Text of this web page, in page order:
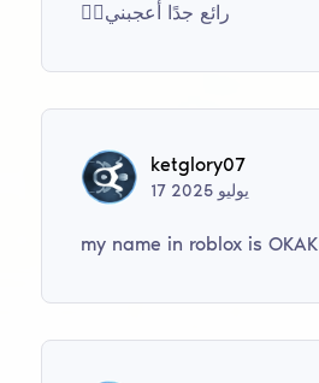
👍🏽رائع جدًا أعجبني
ketglory07
17 يوليو
my name in roblox is OKAK